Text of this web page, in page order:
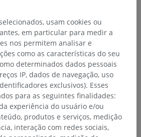
usam cookies ou
em particular para medir a
nos permitem analisar e
como as características do seu
determinados dados pessoais
IP, dados de navegação, uso
exclusivos). Esses
para as seguintes finalidades:
experiência do usuário e/ou
produtos e serviços, medição
interação com redes sociais,